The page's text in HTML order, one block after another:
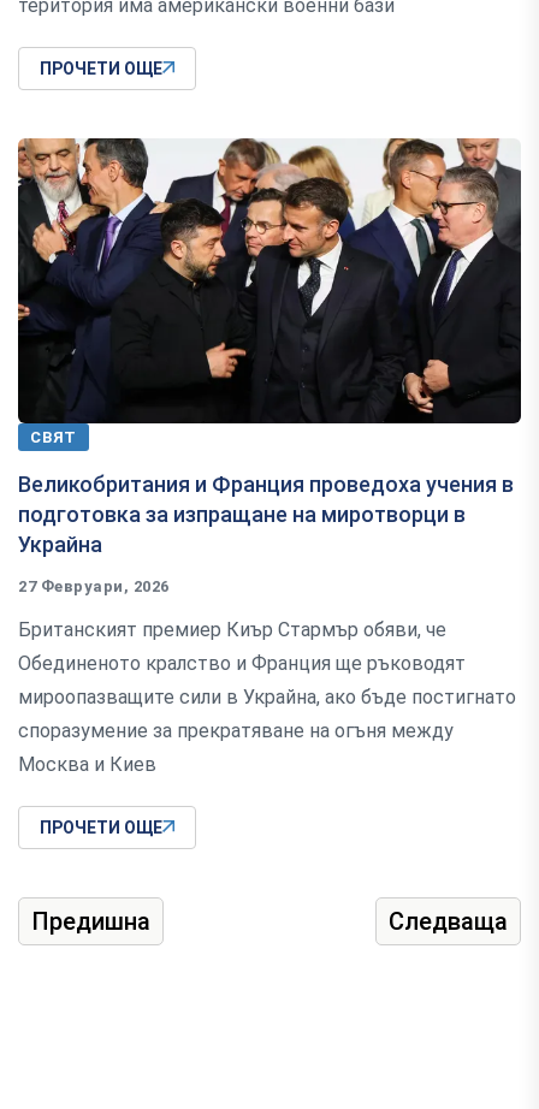
територия има американски военни бази
ПРОЧЕТИ ОЩЕ
СВЯТ
Великобритания и Франция проведоха учения в
подготовка за изпращане на миротворци в
Украйна
27 Февруари, 2026
Британският премиер Киър Стармър обяви, че
Обединеното кралство и Франция ще ръководят
мироопазващите сили в Украйна, ако бъде постигнато
споразумение за прекратяване на огъня между
Москва и Киев
ПРОЧЕТИ ОЩЕ
Предишна Следваща